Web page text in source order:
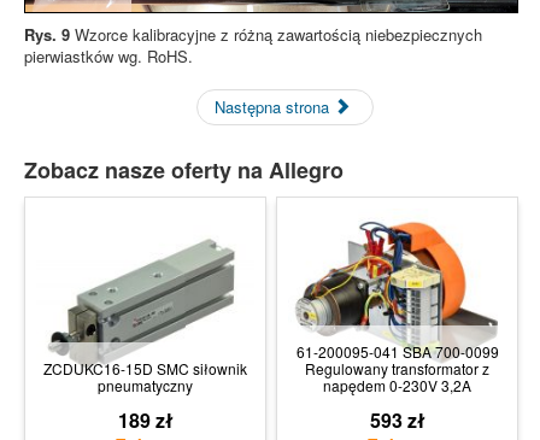
Rys. 9 Wzorce kalibracyjne z różną zawartością niebezpiecznych
pierwiastków wg. RoHS.
Następna strona
Zobacz nasze oferty na Allegro
ZCDUKC16-15D SMC siłownik
pneumatyczny
189 zł
61-200095-041 SBA 700-0099
Regulowany transformator z
napędem 0-230V 3,2A
593 zł